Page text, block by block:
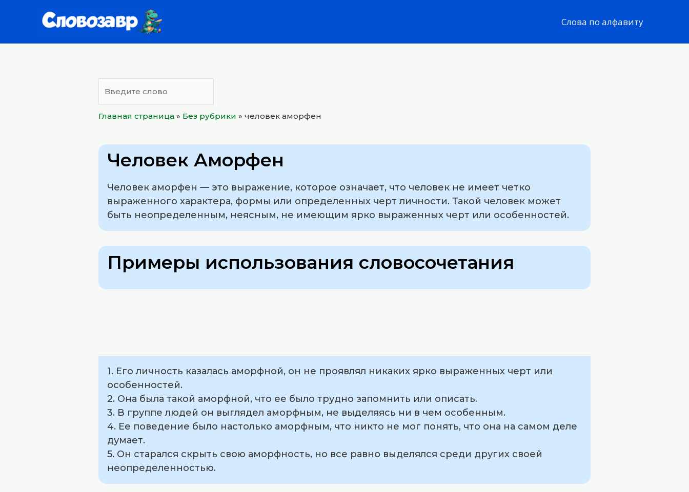
Слова по алфавиту
Главная страница » Без рубрики » человек аморфен
Человек Аморфен
Человек аморфен — это выражение, которое означает, что человек не имеет четко
выраженного характера, формы или определенных черт личности. Такой человек может
быть неопределенным, неясным, не имеющим ярко выраженных черт или особенностей.
Примеры использования словосочетания
1. Его личность казалась аморфной, он не проявлял никаких ярко выраженных черт или
особенностей.
2. Она была такой аморфной, что ее было трудно запомнить или описать.
3. В группе людей он выглядел аморфным, не выделяясь ни в чем особенным.
4. Ее поведение было настолько аморфным, что никто не мог понять, что она на самом деле
думает.
5. Он старался скрыть свою аморфность, но все равно выделялся среди других своей
неопределенностью.